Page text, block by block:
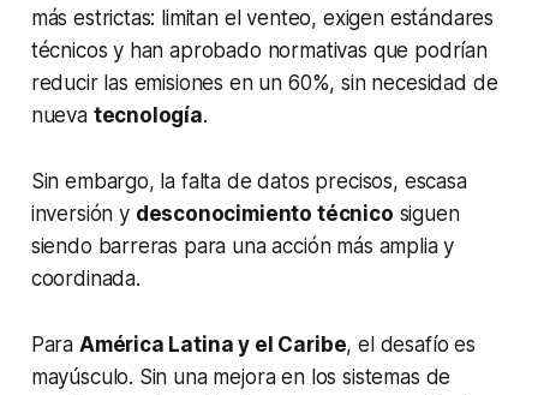
más estrictas: limitan el venteo, exigen estándares
técnicos y han aprobado normativas que podrían
reducir las emisiones en un 60%, sin necesidad de
nueva tecnología.
Sin embargo, la falta de datos precisos, escasa
inversión y desconocimiento técnico siguen
siendo barreras para una acción más amplia y
coordinada.
Para América Latina y el Caribe, el desafío es
mayúsculo. Sin una mejora en los sistemas de